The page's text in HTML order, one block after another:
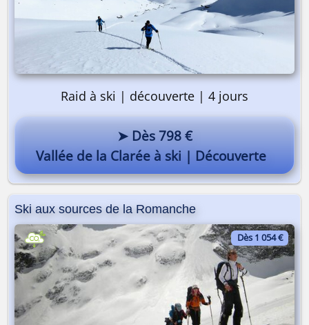
Raid à ski | découverte | 4 jours
➤ Dès 798 €
Vallée de la Clarée à ski | Découverte
Ski aux sources de la Romanche
Dès 1 054 €